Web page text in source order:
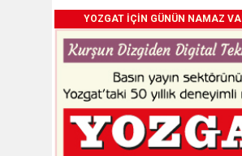
YOZGAT İÇİN GÜNÜN NAMAZ